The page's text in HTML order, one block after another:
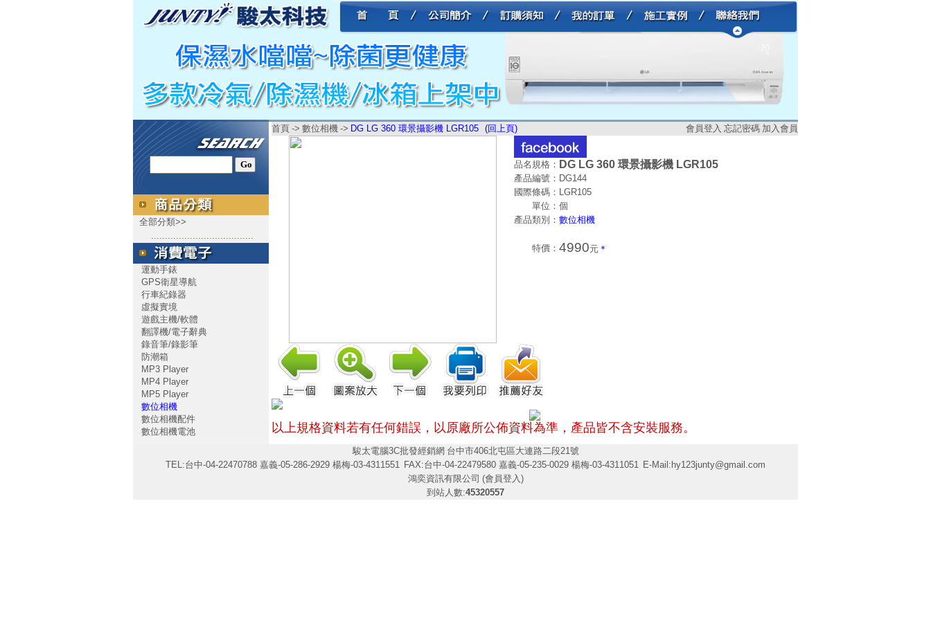
全部分類>>
.....................................
運動手錶
GPS衛星導航
行車紀錄器
虛擬實境
遊戲主機/軟體
翻譯機/電子辭典
錄音筆/錄影筆
防潮箱
MP3 Player
MP4 Player
MP5 Player
數位相機
數位相機配件
數位相機電池
首頁 -> 數位相機 -> DG LG 360 環景攝影機 LGR105 (回上頁) 會員登入 忘記密碼 加入會員
品名規格： DG LG 360 環景攝影機 LGR105
產品編號： DG144
國際條碼： LGR105
單位： 個
產品類別： 數位相機
特價： 4990元 ＊
以上規格資料若有任何錯誤，以原廠所公佈資料為準， 產品皆不含安裝服務。
駿太電腦3C批發經銷網 台中市406北屯區大連路二段21號
TEL:台中-04-22470788 嘉義-05-286-2929 楊梅-03-4311551 FAX:台中-04-22479580 嘉義-05-235-0029 楊梅-03-4311051 E-Mail: hy123junty@gmail.com
鴻奕資訊有限公司 (會員登入)
到站人數:45320557